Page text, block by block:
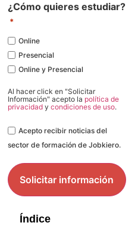
¿Cómo quieres estudiar?
*
Online
Presencial
Online y Presencial
Al hacer click en "Solicitar
Información" acepto la política de
privacidad y condiciones de uso.
LegalAcepto recibir noticias del
sector de formación de Jobkiero.
Índice